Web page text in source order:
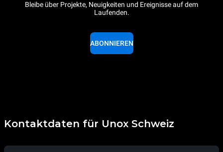
Bleibe über Projekte, Neuigkeiten und Ereignisse auf dem
Laufenden.
ABONNIEREN
Kontaktdaten für Unox Schweiz